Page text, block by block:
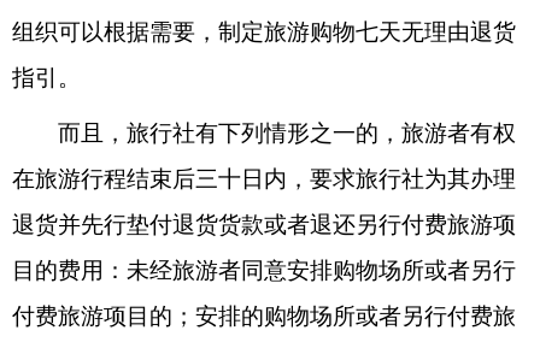
组织可以根据需要，制定旅游购物七天无理由退货
指引。
而且，旅行社有下列情形之一的，旅游者有权
在旅游行程结束后三十日内，要求旅行社为其办理
退货并先行垫付退货货款或者退还另行付费旅游项
目的费用：未经旅游者同意安排购物场所或者另行
付费旅游项目的；安排的购物场所或者另行付费旅